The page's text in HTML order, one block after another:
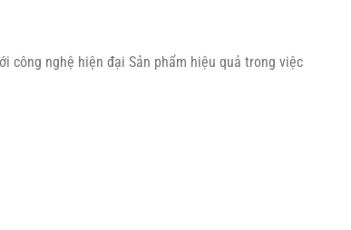
công nghệ hiện đại Sản phẩm hiệu quả trong việc